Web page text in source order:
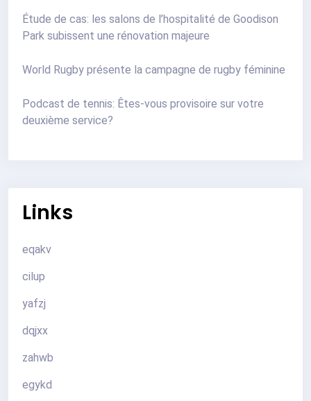
Étude de cas: les salons de l’hospitalité de Goodison
Park subissent une rénovation majeure
World Rugby présente la campagne de rugby féminine
Podcast de tennis: Êtes-vous provisoire sur votre
deuxième service?
Links
eqakv
cilup
yafzj
dqjxx
zahwb
egykd